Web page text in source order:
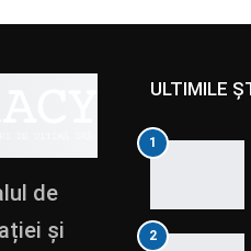
de
și
ULTIMILE
1
2